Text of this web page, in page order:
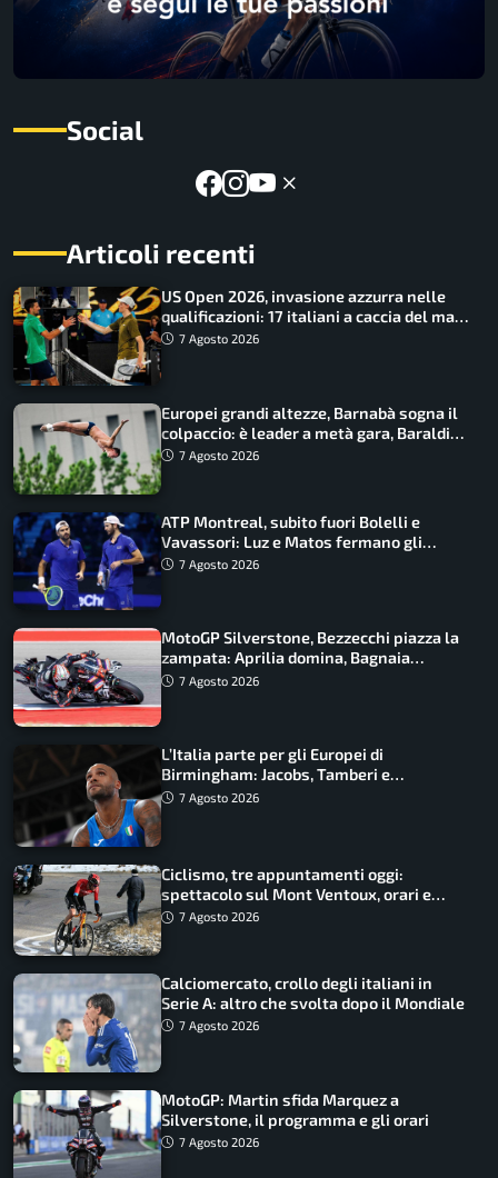
Social
Articoli recenti
US Open 2026, invasione azzurra nelle
qualificazioni: 17 italiani a caccia del main
draw7 Agosto 2026
Europei grandi altezze, Barnabà sogna il
colpaccio: è leader a metà gara, Baraldi
ancora in corsa
7 Agosto 2026
ATP Montreal, subito fuori Bolelli e
Vavassori: Luz e Matos fermano gli
azzurri
7 Agosto 2026
MotoGP Silverstone, Bezzecchi piazza la
zampata: Aprilia domina, Bagnaia
costretto al Q1
7 Agosto 2026
L’Italia parte per gli Europei di
Birmingham: Jacobs, Tamberi e
Battocletti guidano una spedizione
7 Agosto 2026
Ciclismo, tre appuntamenti oggi:
spettacolo sul Mont Ventoux, orari e
come vederli
7 Agosto 2026
Calciomercato, crollo degli italiani in
Serie A: altro che svolta dopo il Mondiale
7 Agosto 2026
MotoGP: Martin sfida Marquez a
Silverstone, il programma e gli orari
7 Agosto 2026